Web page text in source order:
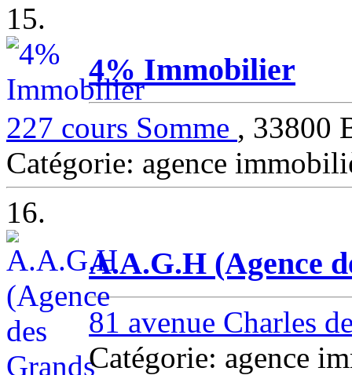
15.
4% Immobilier
227 cours Somme , 33800
Catégorie: agence
16.
A.A.G.H (Agence
81 avenue Charles
Catégorie: agence